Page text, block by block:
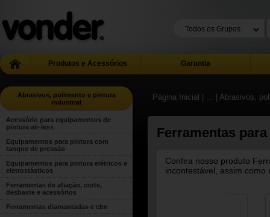
Produtos e Acessórios Garantia
Abrasivos, polimento e pintura
industrial
Acessório para equipamentos de
pintura air-less
Equipamentos para pintura com
tanque de pressão
Equipamentos para pintura elétricos e
eletrostásticos
Ferramentas de afiação, corte,
desbaste e acessórios
Ferramentas diamantadas e cbn
Página Inicial | ... | Abrasivos,
Ferramentas
Confira nosso produto
incontestável, assim